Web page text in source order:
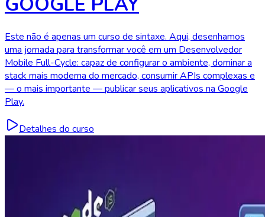
Este não é apenas um curso de sintaxe. Aqui, desenhamos
uma jornada para transformar você em um Desenvolvedor
Mobile Full-Cycle: capaz de configurar o ambiente, dominar a
stack mais moderna do mercado, consumir APIs complexas e
— o mais importante — publicar seus aplicativos na Google
Play.
Detalhes do curso